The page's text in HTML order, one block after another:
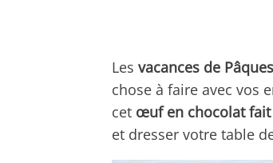
Les vacances de Pâques
chose à faire avec vos
cet œuf en chocolat
et dresser votre table